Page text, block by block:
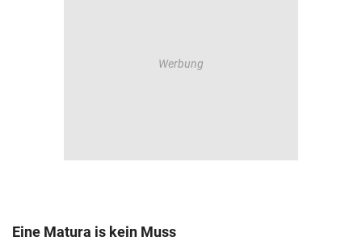
Eine Matura is kein Muss